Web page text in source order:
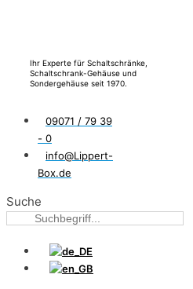
Ihr Experte für Schaltschränke,
Schaltschrank-Gehäuse und
Sondergehäuse seit 1970.
09071 / 79 39
- 0
info@Lippert-
Box.de
Suche